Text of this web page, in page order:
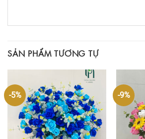
SẢN PHẨM TƯƠNG TỰ
-5% -9%